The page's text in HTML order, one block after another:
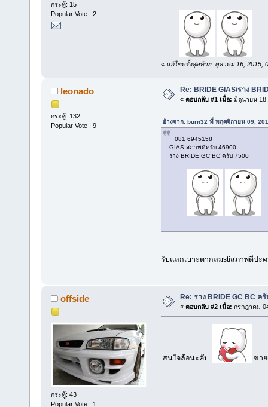
กระทู้: 15
Popular Vote : 2
« แก้ไขครั้งสุดท้าย: ตุลาคม 16, 2015,
leonado
กระทู้: 132
Popular Vote : 9
Re: BRIDE GIAS/ราง
« ตอบกลับ #1 เมื่อ: มิถุนายน
อ้างจาก: burn32 ที่ พฤศจิกายน 09,
081 6945158
GIAS สภาพดีครับ 46900
ราง BRIDE GC BC ครับ 7500
รับแลกเบาะตากลมstiสภาพดีป่ะ
offside
กระทู้: 43
Popular Vote : 1
Re: ราง BRIDE GC BC ค
« ตอบกลับ #2 เมื่อ: กรกฎาคม
สนใจล้อนะคับ ขา